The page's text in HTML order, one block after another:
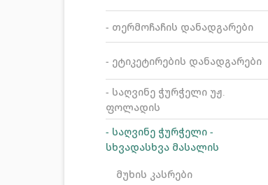
- თერმოჩაჩის დანადგარები
- ეტიკეტირების დანადგარები
- საღვინე ჭურჭელი უჟ.
ფოლადის
- საღვინე ჭურჭელი -
სხვადასხვა მასალის
მუხის კასრები